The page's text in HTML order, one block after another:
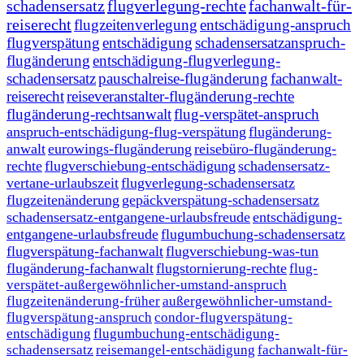
schadensersatzflugverlegung-rechtefachanwalt-für-
reiserechtflugzeitenverlegungentschädigung-anspruch
flugverspätungentschädigungschadensersatzanspruch-
flugänderungentschädigung-flugverlegung-
schadensersatzpauschalreise-flugänderungfachanwalt-
reiserechtreiseveranstalter-flugänderung-rechte
flugänderung-rechtsanwaltflug-verspätet-anspruch
anspruch-entschädigung-flug-verspätung flugänderung-
anwalteurowings-flugänderung reisebüro-flugänderung-
rechteflugverschiebung-entschädigung schadensersatz-
vertane-urlaubszeitflugverlegung-schadensersatz
flugzeitenänderung gepäckverspätung-schadensersatz
schadensersatz-entgangene-urlaubsfreudeentschädigung-
entgangene-urlaubsfreudeflugumbuchung-schadensersatz
flugverspätung-fachanwaltflugverschiebung-was-tun
flugänderung-fachanwaltflugstornierung-rechteflug-
verspätet-außergewöhnlicher-umstand-anspruch
flugzeitenänderung-früheraußergewöhnlicher-umstand-
flugverspätung-anspruch condor-flugverspätung-
entschädigung flugumbuchung-entschädigung-
schadensersatz reisemangel-entschädigung fachanwalt-für-